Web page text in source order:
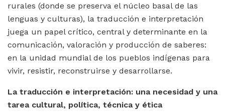
rurales (donde se preserva el núcleo basal de las
lenguas y culturas), la traducción e interpretación
juega un papel crítico, central y determinante en la
comunicación, valoración y producción de saberes:
en la unidad mundial de los pueblos indígenas para
vivir, resistir, reconstruirse y desarrollarse.
La traducción e interpretación: una necesidad y una
tarea cultural, política, técnica y ética